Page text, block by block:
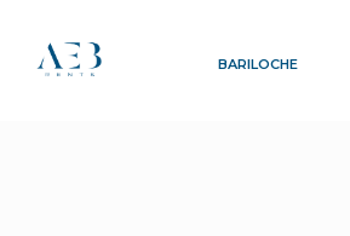
BARILOCHE